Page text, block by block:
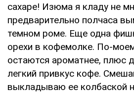
сахаре! Изюма я кладу не
предварительно полчаса
темном роме. Еще одна
орехи в кофемолке. По-
остаются ароматнее, плюс
легкий привкус кофе.
выкладываю ее колбаской